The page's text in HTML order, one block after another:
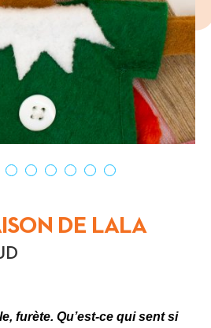
DE LALA
furète. Qu’est-ce qui sent si